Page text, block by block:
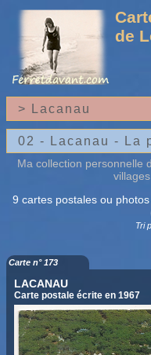
de
Ma collection personnelle
9 cartes postales ou
Tri
Carte n° 173
LACANAU
Carte postale écrite en 1967